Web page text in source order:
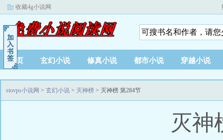
收藏4g小说网
首页 玄幻小说 修真小说 都市小说 穿越小说
stovps小说网 > 玄幻小说 > 灭神榜 > 灭神榜 第284节
灭神